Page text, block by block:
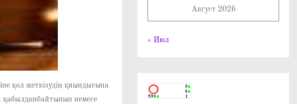
қол жеткізудің қиындығына
қабылданбайтынын немесе
Август 2026
« Июл